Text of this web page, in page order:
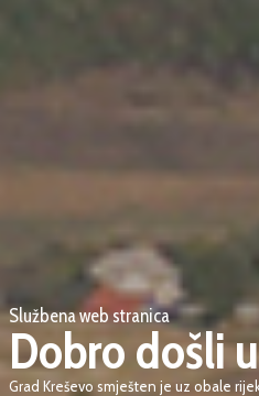
Službena web stranica
Dobro došli
Grad Kreševo smješten je uz obale